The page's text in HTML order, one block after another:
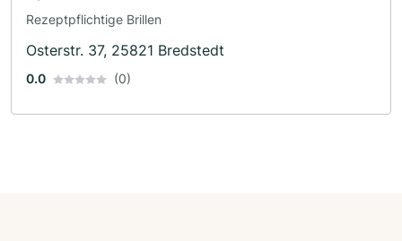
Rezeptpflichtige Brillen
Osterstr. 37, 25821 Bredstedt
0.0 (0)